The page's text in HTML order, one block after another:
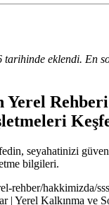
tarihinde eklendi. En
seyahatinizi
bilgileri.
rehber/hakkimizda/
| Yerel Kalkınma ve